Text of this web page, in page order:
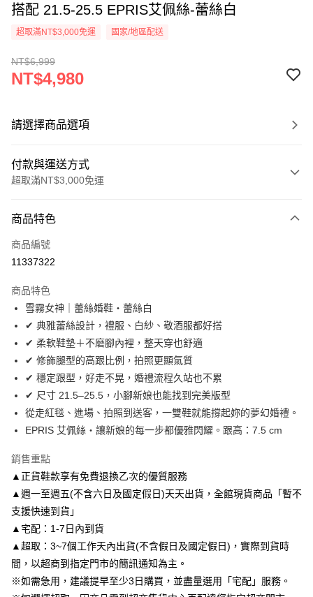
搭配 21.5-25.5 EPRIS艾佩絲-蕾絲白
超取滿NT$3,000免運 國家/地區配送
NT$6,999
NT$4,980
請選擇商品選項
付款與運送方式
超取滿NT$3,000免運
信用卡一次付款
信用卡分期付款
合作金庫商業銀行
華南商業銀行
上海商業儲蓄銀行
台北富邦商業銀行
國泰世華商業銀行
兆豐國際商業銀行
臺灣中小企業銀行
台中商業銀行
匯豐（台灣）商業銀行
華泰商業銀行
聯邦商業銀行
遠東國際商業銀行
元大商業銀行
永豐商業銀行
玉山商業銀行
星展（台灣）商業銀行
台新國際商業銀行
中國信託商業銀行
6 期 0 利率 每期
華南商業銀行
彰化商業銀行
上海商業儲蓄銀行
台北富邦商業銀行
國泰世華商業銀行
兆豐國際商業銀行
臺灣中小企業銀行
台中商業銀行
匯豐（台灣）商業銀行
華泰商業銀行
聯邦商業銀行
遠東國際商業銀行
元大商業銀行
永豐商業銀行
玉山商業銀行
星展（台灣）商業銀行
台灣樂天信用卡公司
LINE Pay
Apple Pay
街口支付
悠遊付
Google Pay
【關於「AFTEE先享後付」】
AFTEE先享後付是「在收到商品之後才付款」的支付方式。 讓您購物簡單
便利好安心！
１．簡單：不需註冊會員、不需綁卡、不需儲值。
２．便利：只要手機號碼，簡訊認證，即可結帳。
３．安心：先確認商品／服務後，再付款。
１．於結帳方式選擇「AFTEE先享後付」後，將跳轉至「AFTEE先享後付」
ATM付款
運送方式
付款後全家取貨
每筆NT$80，滿NT$3,000(含以上)免運費
商品特色
商品編號
11337322
商品特色
雪霧女神｜蕾絲婚鞋・蕾絲白
✔ 典雅蕾絲設計，禮服、白紗、敬酒服都好搭
✔ 柔軟鞋墊＋不磨腳內裡，整天穿也舒適
✔ 修飾腿型的高跟比例，拍照更顯氣質
✔ 穩定跟型，好走不晃，婚禮流程久站也不累
✔ 尺寸 21.5–25.5，小腳新娘也能找到完美版型
從走紅毯、進場、拍照到送客，一雙鞋就能撐起妳的夢幻婚禮。
EPRIS 艾佩絲・讓新娘的每一步都優雅閃耀。跟高：7.5 cm
銷售重點
▲正貨鞋款享有免費退換乙次的優質服務
▲週一至週五(不含六日及國定假日)天天出貨，全館現貨商品「暫不
支援快速到貨」
▲宅配：1-7日內到貨
▲超取：3~7個工作天內出貨(不含假日及國定假日)，實際到貨時
間，以超商到指定門市的簡訊通知為主。
※如需急用，建議提早至少3日購買，並盡量選用「宅配」服務。